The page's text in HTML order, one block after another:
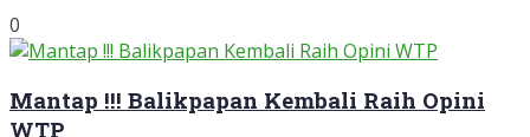
0
Mantap !!! Balikpapan Kembali Raih Opini
WTP